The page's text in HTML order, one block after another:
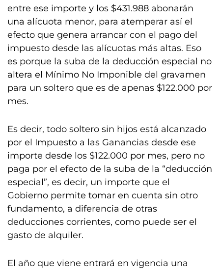
entre ese importe y los $431.988 abonarán
una alícuota menor, para atemperar así el
efecto que genera arrancar con el pago del
impuesto desde las alícuotas más altas. Eso
es porque la suba de la deducción especial no
altera el Mínimo No Imponible del gravamen
para un soltero que es de apenas $122.000 por
mes.
Es decir, todo soltero sin hijos está alcanzado
por el Impuesto a las Ganancias desde ese
importe desde los $122.000 por mes, pero no
paga por el efecto de la suba de la “deducción
especial”, es decir, un importe que el
Gobierno permite tomar en cuenta sin otro
fundamento, a diferencia de otras
deducciones corrientes, como puede ser el
gasto de alquiler.
El año que viene entrará en vigencia una